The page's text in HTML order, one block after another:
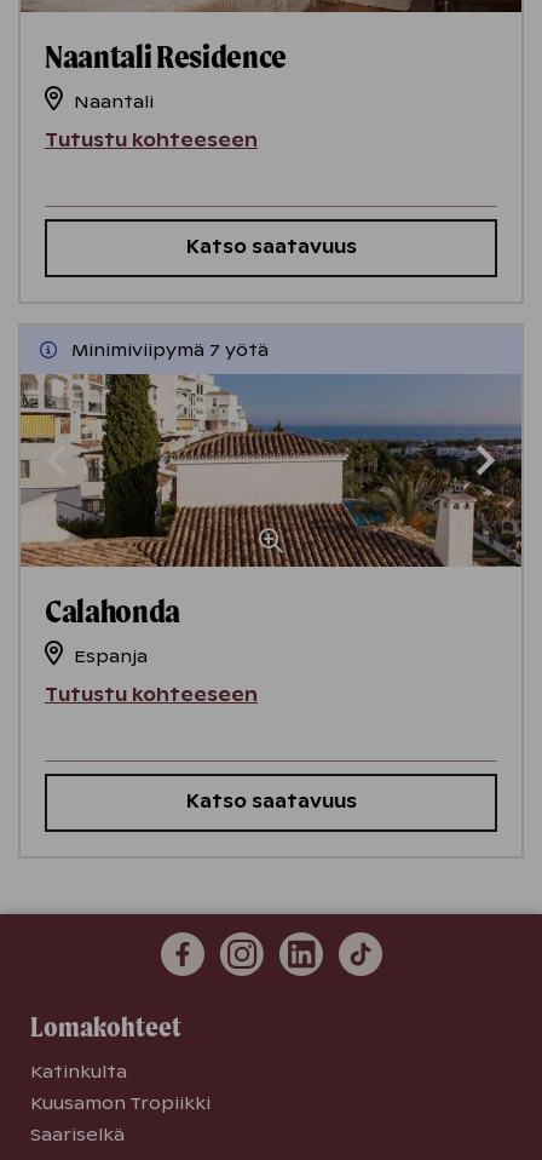
Naantali Residence
Naantali
Tutustu kohteeseen
Katso saatavuus
Minimiviipymä 7 yötä
Calahonda
Espanja
Tutustu kohteeseen
Katso saatavuus
Lomakohteet
Katinkulta
Kuusamon Tropiikki
Saariselkä